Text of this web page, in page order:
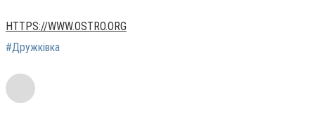
HTTPS://WWW.OSTRO.ORG
#Дружківка